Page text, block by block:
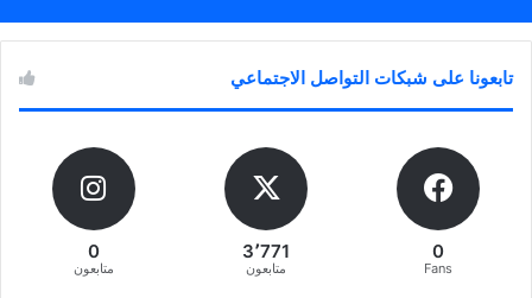
تابعونا على شبكات التواصل الاجتماعي
0
Fans
3٬771
متابعون
0
متابعون